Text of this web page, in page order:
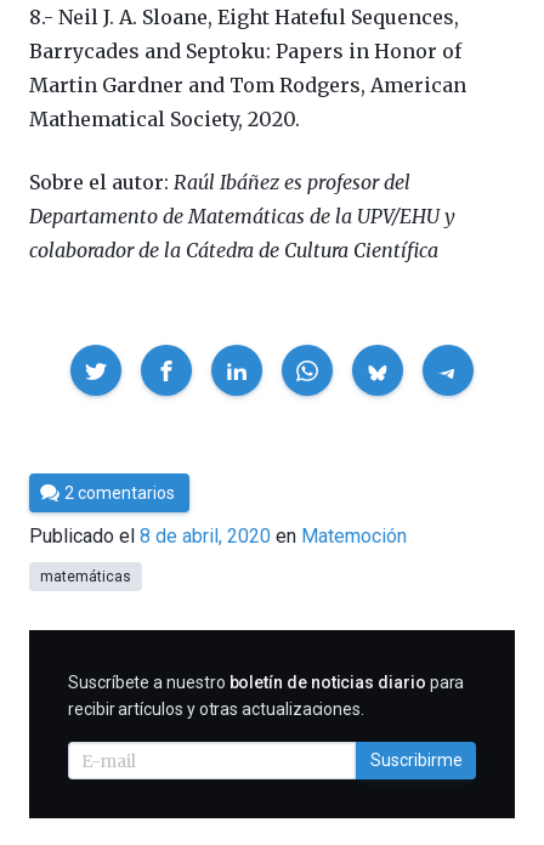
8.- Neil J. A. Sloane, Eight Hateful Sequences,
Barrycades and Septoku: Papers in Honor of
Martin Gardner and Tom Rodgers, American
Mathematical Society, 2020.
Sobre el autor: Raúl Ibáñez es profesor del
Departamento de Matemáticas de la UPV/EHU y
colaborador de la Cátedra de Cultura Científica
Compartir
Por
César
Tomé
2 comentarios
Publicado el 8 de abril, 2020 en Matemoción
matemáticas
SUSCRIBIRME
Suscríbete a nuestro boletín de noticias diario para
recibir artículos y otras actualizaciones.
Suscribirme